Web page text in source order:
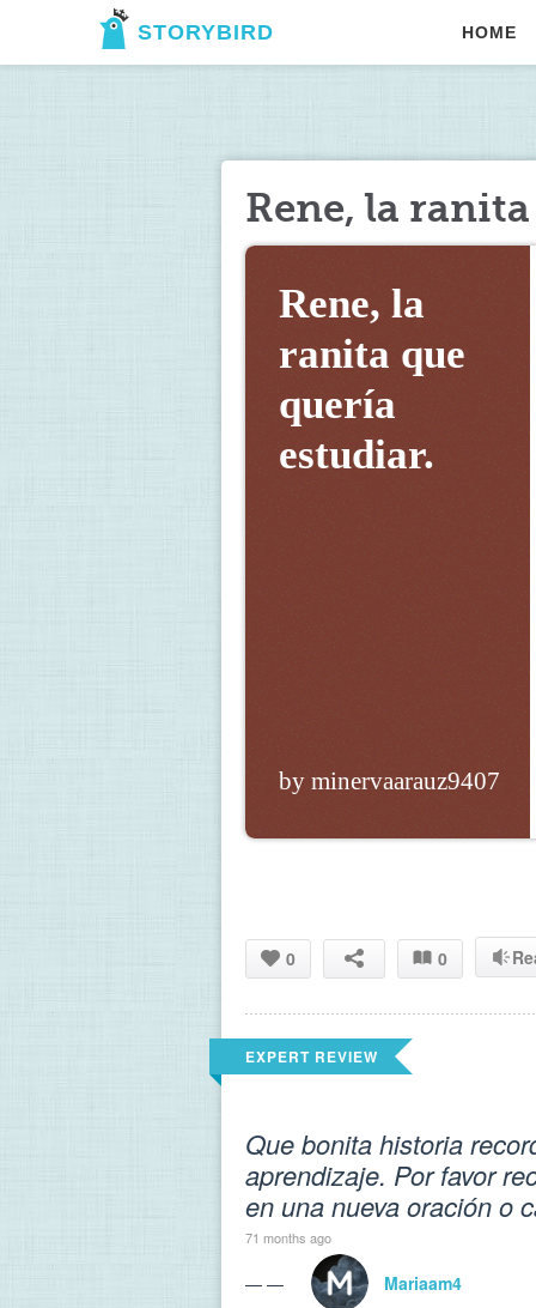
STORYBIRD HOME
Rene, la
Rene, la
ranita que
quería
estudiar.
by minervaarauz9407
0 0
EXPERT REVIEW
Que bonita historia
aprendizaje. Por favor
en una nueva oración o
71 months ago
— — Mariaam4